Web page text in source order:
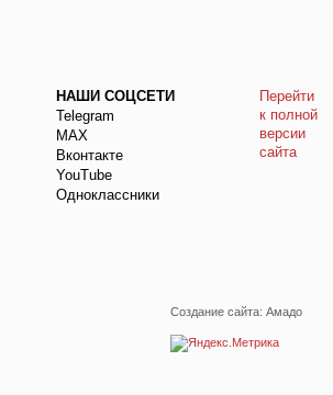
НАШИ СОЦСЕТИ
Telegram
МАХ
Вконтакте
YouTube
Одноклассники
Перейти
к полной
версии
сайта
Создание сайта: Амадо